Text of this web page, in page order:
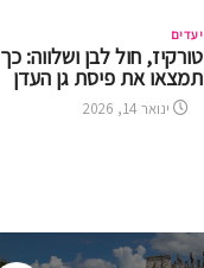
יעדים
טורקיז, חול לבן ושלווה: כך
תמצאו את פיסת גן העדן
ינואר 14, 2026